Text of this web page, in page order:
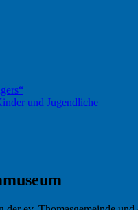
und Jugendliche